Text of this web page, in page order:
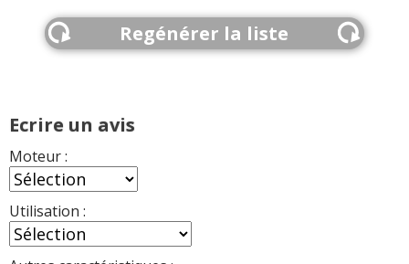
Regénérer la liste
Ecrire un avis
Moteur :
Utilisation :